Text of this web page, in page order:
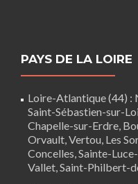
PAYS DE LA LOIRE
Loire-Atlantique (44) :
Saint-Sébastien-sur-
Chapelle-sur-Erdre,
Orvault,Vertou, Les
Concelles,Sainte-
Vallet, Saint-Philbert-